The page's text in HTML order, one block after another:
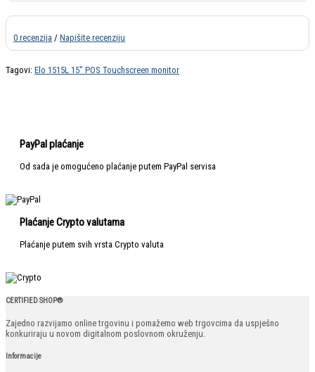
0 recenzija / Napišite recenziju
Tagovi: Elo 1515L 15" POS Touchscreen monitor
PayPal plaćanje
Od sada je omogućeno plaćanje putem PayPal servisa
Plaćanje Crypto valutama
Plaćanje putem svih vrsta Crypto valuta
CERTIFIED SHOP®
Zajedno razvijamo online trgovinu i pomažemo web trgovcima da uspješno
konkuriraju u novom digitalnom poslovnom okruženju.
Informacije